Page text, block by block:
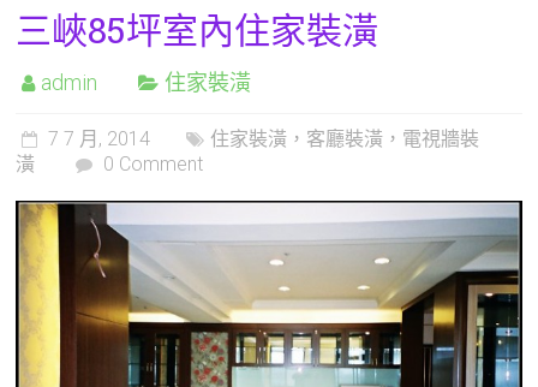
三峽85坪室內住家裝潢
admin 住家裝潢
7 7 月, 2014
住家裝潢，客廳裝潢，電視牆裝
潢
0 Comment